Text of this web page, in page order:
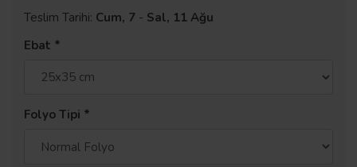
Teslim Tarihi: Cum, 7 - Sal, 11 Ağu
Ebat
Folyo Tipi